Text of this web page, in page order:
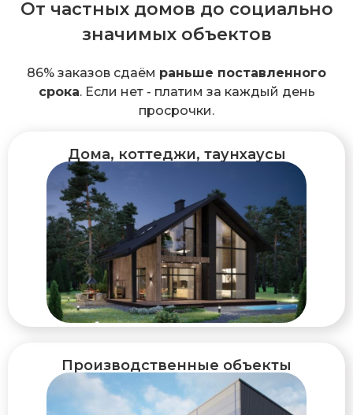
От частных домов до социально
значимых объектов
86% заказов сдаём раньше поставленного
срока. Если нет - платим за каждый день
просрочки.
Дома, коттеджи, таунхаусы
Производственные объекты